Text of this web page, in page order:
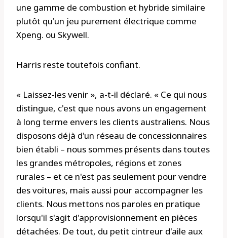
une gamme de combustion et hybride similaire
plutôt qu'un jeu purement électrique comme
Xpeng. ou Skywell.
Harris reste toutefois confiant.
« Laissez-les venir », a-t-il déclaré. « Ce qui nous
distingue, c'est que nous avons un engagement
à long terme envers les clients australiens. Nous
disposons déjà d'un réseau de concessionnaires
bien établi – nous sommes présents dans toutes
les grandes métropoles, régions et zones
rurales – et ce n'est pas seulement pour vendre
des voitures, mais aussi pour accompagner les
clients. Nous mettons nos paroles en pratique
lorsqu'il s'agit d'approvisionnement en pièces
détachées. De tout, du petit cintreur d'aile aux